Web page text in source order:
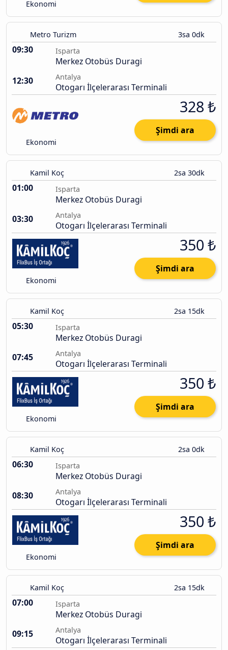
Ekonomi
Metro Turizm 3sa 0dk
09:30 Isparta
Merkez Otobüs Duragi
12:30
Antalya
Otogarı İlçelerarası Terminali
Ekonomi
328 ₺
Şimdi ara
Kamil Koç 2sa 30dk
01:00 Isparta
Merkez Otobüs Duragi
03:30
Antalya
Otogarı İlçelerarası Terminali
Ekonomi
350 ₺
Şimdi ara
Kamil Koç 2sa 15dk
05:30 Isparta
Merkez Otobüs Duragi
07:45
Antalya
Otogarı İlçelerarası Terminali
Ekonomi
350 ₺
Şimdi ara
Kamil Koç 2sa 0dk
06:30 Isparta
Merkez Otobüs Duragi
08:30
Antalya
Otogarı İlçelerarası Terminali
Ekonomi
350 ₺
Şimdi ara
Kamil Koç 2sa 15dk
07:00 Isparta
Merkez Otobüs Duragi
09:15
Antalya
Otogarı İlçelerarası Terminali